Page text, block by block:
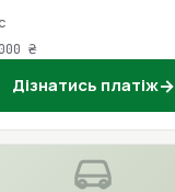
₴
Дізнатись платіж→